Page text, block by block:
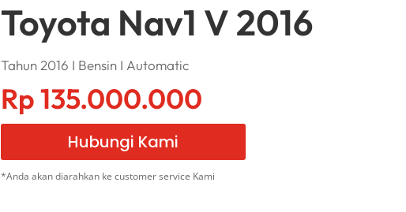
Toyota Nav1 V 2016
Tahun 2016 I Bensin I Automatic
Rp135.000.000
Hubungi Kami
*Anda akan diarahkan ke customer service Kami